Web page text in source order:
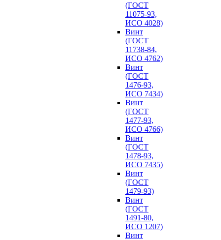
(ГОСТ
11075-93,
ИСО 4028)
Винт
(ГОСТ
11738-84,
ИСО 4762)
Винт
(ГОСТ
1476-93,
ИСО 7434)
Винт
(ГОСТ
1477-93,
ИСО 4766)
Винт
(ГОСТ
1478-93,
ИСО 7435)
Винт
(ГОСТ
1479-93)
Винт
(ГОСТ
1491-80,
ИСО 1207)
Винт